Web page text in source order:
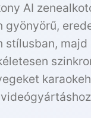
AI
gyönyörű,
stílusban,